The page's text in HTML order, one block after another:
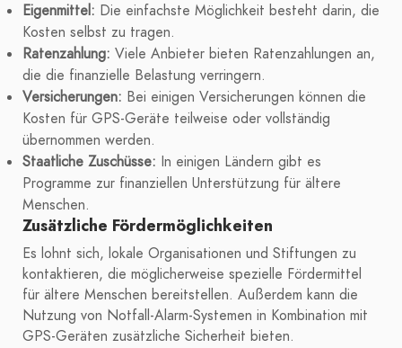
Eigenmittel: Die einfachste Möglichkeit besteht darin, die
Kosten selbst zu tragen.
Ratenzahlung: Viele Anbieter bieten Ratenzahlungen an,
die die finanzielle Belastung verringern.
Versicherungen: Bei einigen Versicherungen können die
Kosten für GPS-Geräte teilweise oder vollständig
übernommen werden.
Staatliche Zuschüsse: In einigen Ländern gibt es
Programme zur finanziellen Unterstützung für ältere
Menschen.
Zusätzliche Fördermöglichkeiten
Es lohnt sich, lokale Organisationen und Stiftungen zu
kontaktieren, die möglicherweise spezielle Fördermittel
für ältere Menschen bereitstellen. Außerdem kann die
Nutzung von Notfall-Alarm-Systemen in Kombination mit
GPS-Geräten zusätzliche Sicherheit bieten.